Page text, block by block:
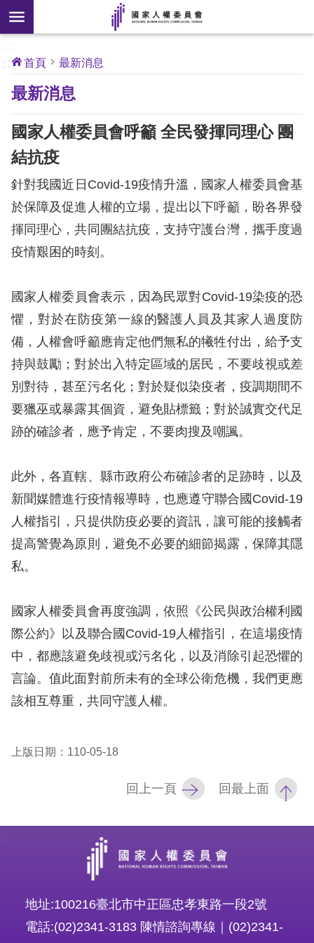
前往主要內容區塊
搜
尋
開
新
]
核
心
人
權
公
約
關
於
本
會
最
消
息
人
權
業
務
心
人
權
公
約
申
訴
人
資
庫
礙
請
:::
首頁 最新消息
最新消息
國家人權委員會呼籲 全民發揮同理心 團
結抗疫
針對我國近日Covid-19疫情升溫，國家人權委員會基
於保障及促進人權的立場，提出以下呼籲，盼各界發
揮同理心，共同團結抗疫，支持守護台灣，攜手度過
疫情艱困的時刻。
國家人權委員會表示，因為民眾對Covid-19染疫的恐
懼，對於在防疫第一線的醫護人員及其家人過度防
備，人權會呼籲應肯定他們無私的犧牲付出，給予支
持與鼓勵；對於出入特定區域的居民，不要歧視或差
別對待，甚至污名化；對於疑似染疫者，疫調期間不
要獵巫或暴露其個資，避免貼標籤；對於誠實交代足
跡的確診者，應予肯定，不要肉搜及嘲諷。
此外，各直轄、縣市政府公布確診者的足跡時，以及
新聞媒體進行疫情報導時，也應遵守聯合國Covid-19
人權指引，只提供防疫必要的資訊，讓可能的接觸者
提高警覺為原則，避免不必要的細節揭露，保障其隱
私。
國家人權委員會再度強調，依照《公民與政治權利國
際公約》以及聯合國Covid-19人權指引，在這場疫情
中，都應該避免歧視或污名化，以及消除引起恐懼的
言論。值此面對前所未有的全球公衛危機，我們更應
該相互尊重，共同守護人權。
上版日期：110-05-18
回上一頁 回最上面
地址:100216臺北市中正區忠孝東路一段2號
電話:(02)2341-3183 陳情諮詢專線｜(02)2341-